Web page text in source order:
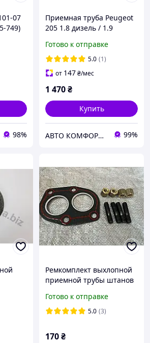
07
749)
98%
Приемная труба Peugeot
205 1.8 дизель / 1.9
Готово к отправке
5.0 (1)
от 147₴/мес
1 470₴
Купить
АВТО КОМФОРТ + 99%
Fiat
Ремкомплект выхлопной
приемной трубы штанов
2105 2106 2107 2121 нива
+ шпильки +гайки
Готово к отправке
5.0 (3)
170₴